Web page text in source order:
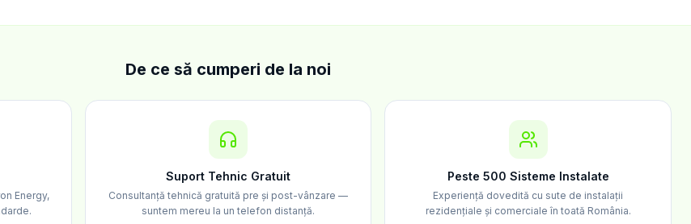
De ce să cumperi de la noi
Energy,
Suport Tehnic Gratuit
Consultanță tehnică gratuită pre și post-vânzare —
suntem mereu la un telefon distanță.
Peste 500 Sisteme Instalate
Experiență dovedită cu sute de instalații
rezidențiale și comerciale în toată România.